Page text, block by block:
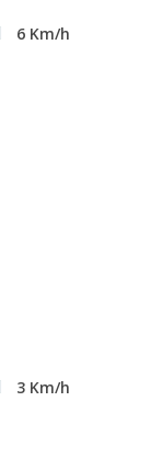
6 Km/h
3 Km/h